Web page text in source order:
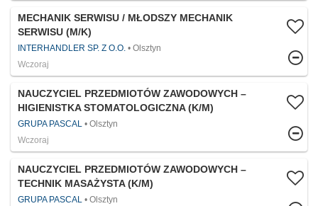
MECHANIK SERWISU / MŁODSZY MECHANIK
SERWISU (M/K)
INTERHANDLER SP. Z O.O.
Olsztyn
Wczoraj
NAUCZYCIEL PRZEDMIOTÓW ZAWODOWYCH –
HIGIENISTKA STOMATOLOGICZNA (K/M)
GRUPA PASCAL
Olsztyn
Wczoraj
NAUCZYCIEL PRZEDMIOTÓW ZAWODOWYCH –
TECHNIK MASAŻYSTA (K/M)
GRUPA PASCAL
Olsztyn